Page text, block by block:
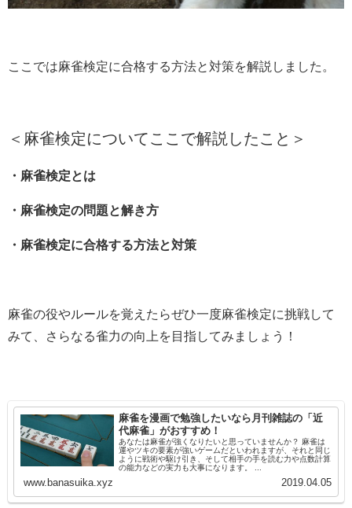
ここでは麻雀検定に合格する方法と対策を解説しました。
＜麻雀検定についてここで解説したこと＞
・麻雀検定とは
・麻雀検定の問題と解き方
・麻雀検定に合格する方法と対策
麻雀の役やルールを覚えたらぜひ一度麻雀検定に挑戦して
みて、さらなる雀力の向上を目指してみましょう！
麻雀を漫画で勉強したいなら月刊雑誌の「近
代麻雀」がおすすめ！
あなたは麻雀が強くなりたいと思っていませんか？ 麻雀は
運やツキの要素が強いゲームだといわれますが、それと同じ
ように戦術や駆け引き、そして相手の手を読む力や点数計算
の能力などの実力も大事になります。 ...
www.banasuika.xyz 2019.04.05